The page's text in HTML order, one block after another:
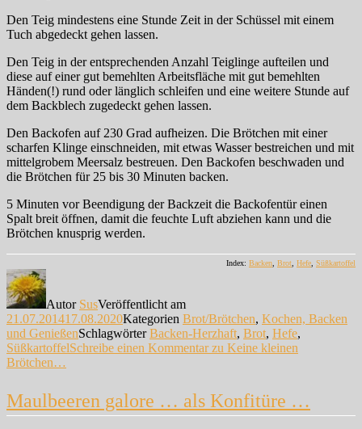
Den Teig mindestens eine Stunde Zeit in der Schüssel mit einem
Tuch abgedeckt gehen lassen.
Den Teig in der entsprechenden Anzahl Teiglinge aufteilen und
diese auf einer gut bemehlten Arbeitsfläche mit gut bemehlten
Händen(!) rund oder länglich schleifen und eine weitere Stunde auf
dem Backblech zugedeckt gehen lassen.
Den Backofen auf 230 Grad aufheizen. Die Brötchen mit einer
scharfen Klinge einschneiden, mit etwas Wasser bestreichen und mit
mittelgrobem Meersalz bestreuen. Den Backofen beschwaden und
die Brötchen für 25 bis 30 Minuten backen.
5 Minuten vor Beendigung der Backzeit die Backofentür einen
Spalt breit öffnen, damit die feuchte Luft abziehen kann und die
Brötchen knusprig werden.
Index: Backen Brot Hefe Süßkartoffel
Autor SusVeröffentlicht am
21.07.201417.08.2020Kategorien Brot/Brötchen, Kochen, Backen
und GenießenSchlagwörterBacken-Herzhaft, Brot, Hefe,
SüßkartoffelSchreibe einen Kommentarzu Keine kleinen
Brötchen…
Maulbeeren galore … als Konfitüre …